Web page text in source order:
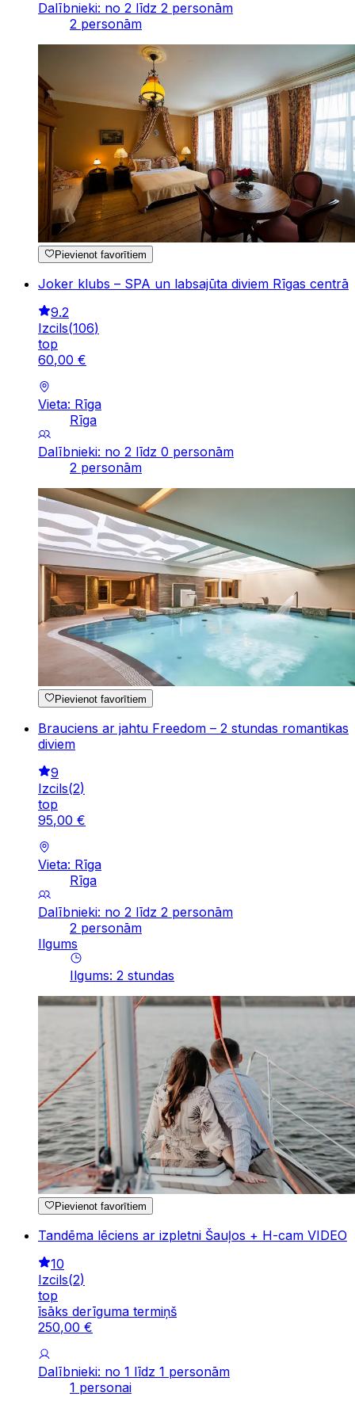
Dalībnieki: no 2 līdz 2 personām
2 personām
Pievienot favorītiem
Joker klubs – SPA un labsajūta diviem Rīgas centrā
9.2
Izcils(106)
top
60,00 €
Vieta: Rīga
Rīga
Dalībnieki: no 2 līdz 0 personām
2 personām
Pievienot favorītiem
Brauciens ar jahtu Freedom – 2 stundas romantikas
diviem
9
Izcils(2)
top
95,00 €
Vieta: Rīga
Rīga
Dalībnieki: no 2 līdz 2 personām
2 personām
Ilgums
Ilgums: 2 stundas
Pievienot favorītiem
Tandēma lēciens ar izpletni Šauļos + H-cam VIDEO
10
Izcils(2)
top
īsāks derīguma termiņš
250,00 €
Dalībnieki: no 1 līdz 1 personām
1 personai